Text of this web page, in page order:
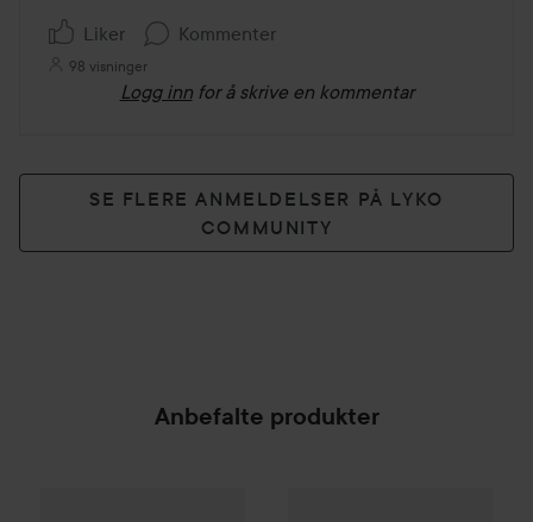
Liker Kommenter
98 visninger
Logg inn for å skrive en kommentar
SE FLERE ANMELDELSER PÅ LYKO
COMMUNITY
Anbefalte produkter